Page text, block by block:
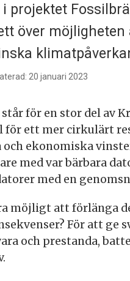
i projektet
över
20 januari 2023
för en stor del av
för ett mer cirkulärt
och ekonomiska
med var bärbara
med en
möjligt att förlänga
För att ge
och prestanda,